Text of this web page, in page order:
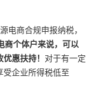
电商合规申报纳税，
商个体户来说，可以
惠扶持！ 对于有一定
受企业所得税低至